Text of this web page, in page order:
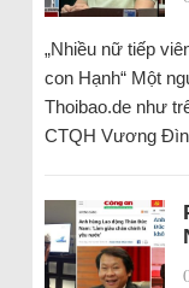
„Nhiều nữ tiếp
con Hạnh“ Một
Thoibao.de như
CTQH Vương